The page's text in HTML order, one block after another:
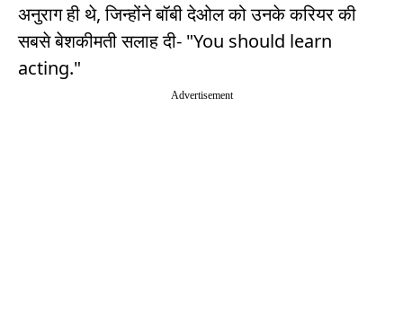
अनुराग ही थे, जिन्होंने बॉबी देओल को उनके करियर की
सबसे बेशकीमती सलाह दी- "You should learn
acting."
Advertisement